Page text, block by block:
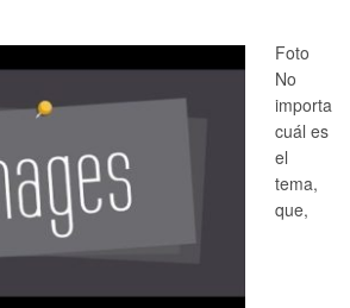
Foto
No
importa
cuál es
el
tema,
que,